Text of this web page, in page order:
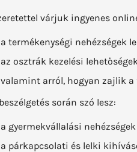
várjuk ingyenes
a termékenységi nehézségek
az osztrák kezelési
valamint arról, hogyan zajlik
során szó lesz:
a gyermekvállalási
a párkapcsolati és lelki